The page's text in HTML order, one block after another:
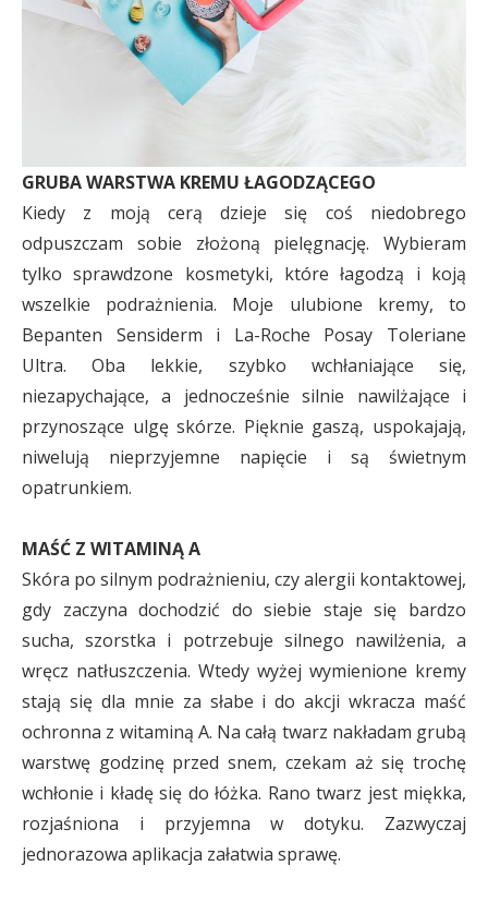
GRUBA WARSTWA KREMU ŁAGODZĄCEGO
Kiedy z moją cerą dzieje się coś niedobrego
odpuszczam sobie złożoną pielęgnację. Wybieram
tylko sprawdzone kosmetyki, które łagodzą i koją
wszelkie podrażnienia. Moje ulubione kremy, to
Bepanten Sensiderm i La-Roche Posay Toleriane
Ultra. Oba lekkie, szybko wchłaniające się,
niezapychające, a jednocześnie silnie nawilżające i
przynoszące ulgę skórze. Pięknie gaszą, uspokajają,
niwelują nieprzyjemne napięcie i są świetnym
opatrunkiem.
MAŚĆ Z WITAMINĄ A
Skóra po silnym podrażnieniu, czy alergii kontaktowej,
gdy zaczyna dochodzić do siebie staje się bardzo
sucha, szorstka i potrzebuje silnego nawilżenia, a
wręcz natłuszczenia. Wtedy wyżej wymienione kremy
stają się dla mnie za słabe i do akcji wkracza maść
ochronna z witaminą A. Na całą twarz nakładam grubą
warstwę godzinę przed snem, czekam aż się trochę
wchłonie i kładę się do łóżka. Rano twarz jest miękka,
rozjaśniona i przyjemna w dotyku. Zazwyczaj
jednorazowa aplikacja załatwia sprawę.